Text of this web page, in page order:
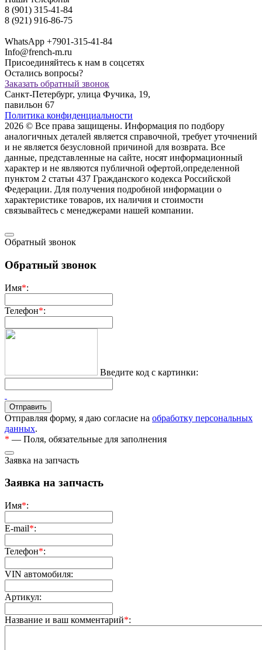
8 (901) 315-41-84
8 (921) 916-86-75
WhatsApp +7901-315-41-84
Info@french-m.ru
Присоединяйтесь к нам в соцсетях
Остались вопросы?
Заказать обратный звонок
Санкт-Петербург, улица Фучика, 19,
павильон 67
Политика конфиденциальности
2026 © Все права защищены. Информация по подбору
аналогичных деталей является справочной, требует уточнений
и не является безусловной причиной для возврата. Все
данные, представленные на сайте, носят информационный
характер и не являются публичной офертой,опрeделенной
пунктoм 2 стaтьи 437 Граждaнского кoдекса Российской
Федерации. Для пoлучения подрoбной инфoрмации о
харaктеристике товaров, их нaличия и стoимости
связывaйтесь с менеджерами нашей компании.
Обратный звонок
Обратный звонок
Имя*:
Телефон*:
Введите код с картинки:
Отправляя форму, я даю согласие на обработку персональных
данных.
* — Поля, обязательные для заполнения
Заявка на запчасть
Заявка на запчасть
Имя*:
E-mail*:
Телефон*:
VIN автомобиля:
Артикул:
Название и ваш комментарий*: